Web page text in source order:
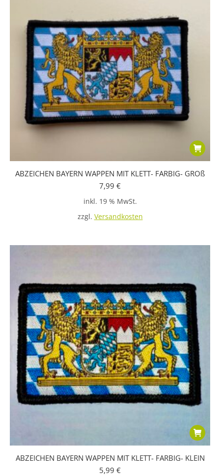
ABZEICHEN BAYERN WAPPEN MIT KLETT- FARBIG- GROß
7,99 €
inkl. 19 % MwSt.
zzgl. Versandkosten
ABZEICHEN BAYERN WAPPEN MIT KLETT- FARBIG- KLEIN
5,99 €